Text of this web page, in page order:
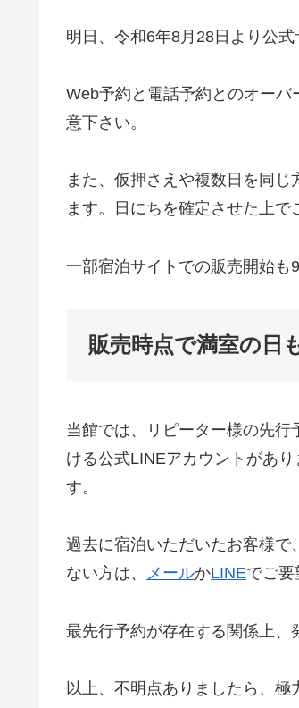
明日、令和6年8月28日より公
Web予約と電話予約とのオーバ
意下さい。
また、仮押さえや複数日を同
ます。日にちを確定させた上で
一部宿泊サイトでの販売開始も
販売時点で満室の日
当館では、リピーター様の先
ける公式LINEアカウントがあ
す。
過去に宿泊いただいたお客様
ない方は、 メールかLINEでご要
最先行予約が存在する関係上、
以上、不明点ありましたら、極